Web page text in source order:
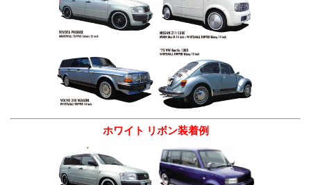
ホワイト リボン装着例